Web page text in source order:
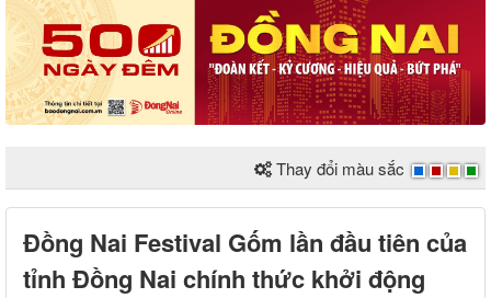
Thay đổi màu sắc
Đồng Nai Festival Gốm lần đầu tiên của
tỉnh Đồng Nai chính thức khởi động